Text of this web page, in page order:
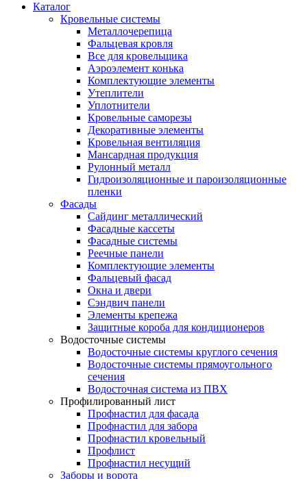
Каталог
Кровельные системы
Металлочерепица
Фальцевая кровля
Все для кровельщика
Аэроэлемент конька
Комплектующие элементы
Утеплители
Уплотнители
Кровельные саморезы
Декоративные элементы
Кровельная вентиляция
Мансардная продукция
Рулонный металл
Гидроизоляционные и пароизоляционные
пленки
Фасады
Сайдинг металлический
Фасадные кассеты
Фасадные системы
Реечные панели
Комплектующие элементы
Фальцевый фасад
Окна и двери
Сэндвич панели
Элементы крепежа
Защитные короба для кондиционеров
Водосточные системы
Водосточные системы круглого сечения
Водосточные системы прямоугольного
сечения
Водосточная система из ПВХ
Профилированный лист
Профнастил для фасада
Профнастил для забора
Профнастил кровельный
Профлист
Профнастил несущий
Заборы и ворота